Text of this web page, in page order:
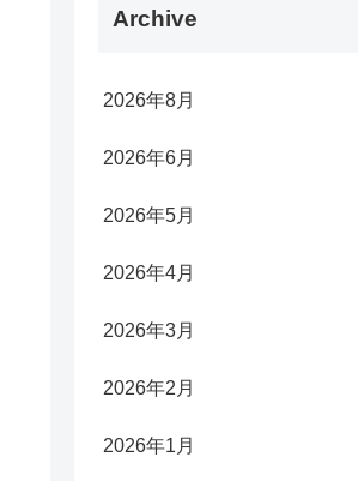
Archive
2026年8月
2026年6月
2026年5月
2026年4月
2026年3月
2026年2月
2026年1月